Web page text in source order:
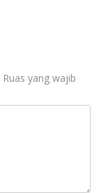
Ruas yang wajib